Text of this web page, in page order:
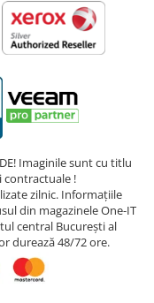
Imaginile sunt cu titlu
contractuale !
zilnic. Informațiile
din magazinele One-IT
central București al
durează 48/72 ore.